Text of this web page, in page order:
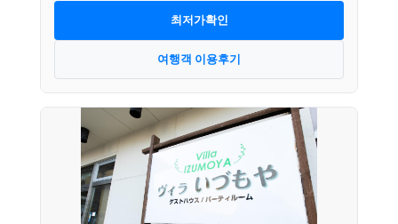
최저가확인
여행객 이용후기